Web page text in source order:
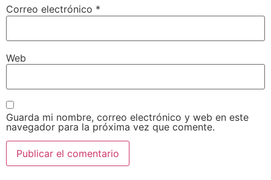
Correo electrónico *
Web
Guarda mi nombre, correo electrónico y web en este
navegador para la próxima vez que comente.